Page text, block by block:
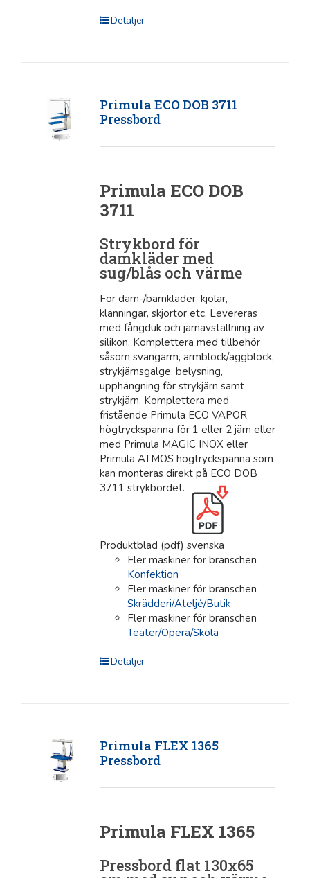
Detaljer
Primula ECO DOB 3711
Pressbord
Primula ECO DOB
3711
Strykbord för
damkläder med
sug/blås och värme
För dam-/barnkläder, kjolar,
klänningar, skjortor etc. Levereras
med fångduk och järnavställning av
silikon. Komplettera med tillbehör
såsom svängarm, ärmblock/äggblock,
strykjärnsgalge, belysning,
upphängning för strykjärn samt
strykjärn. Komplettera med
fristående Primula ECO VAPOR
högtryckspanna för 1 eller 2 järn eller
med Primula MAGIC INOX eller
Primula ATMOS högtryckspanna som
kan monteras direkt på ECO DOB
3711 strykbordet.
Produktblad (pdf) svenska
Fler maskiner för branschen
Konfektion
Fler maskiner för branschen
Skrädderi/Ateljé/Butik
Fler maskiner för branschen
Teater/Opera/Skola
Detaljer
Primula FLEX 1365
Pressbord
Primula FLEX 1365
Pressbord flat 130x65